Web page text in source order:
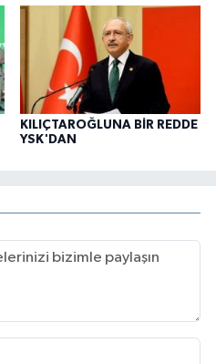
KILIÇTAROĞLUNA BİR REDDE
YSK'DAN